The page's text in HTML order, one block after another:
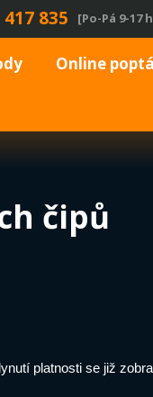
417 835 [Po-Pá 9-17
Online
čipů
platnosti se již